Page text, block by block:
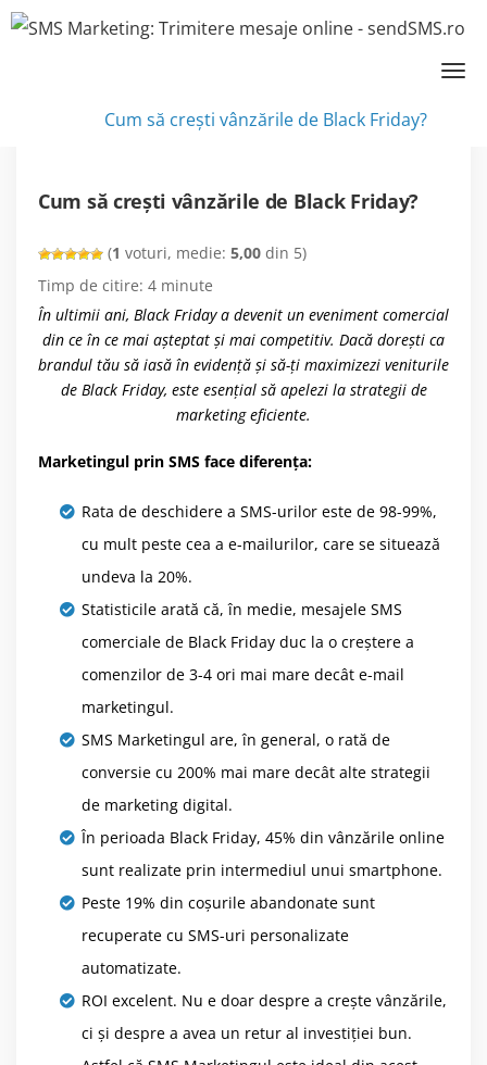
Cum să crești vânzările de Black Friday?
Cum să crești vânzările de Black Friday?
(1 voturi, medie: 5,00 din 5)
Timp de citire: 4 minute
În ultimii ani, Black Friday a devenit un eveniment comercial
din ce în ce mai așteptat și mai competitiv. Dacă dorești ca
brandul tău să iasă în evidență și să-ți maximizezi veniturile
de Black Friday, este esențial să apelezi la strategii de
marketing eficiente.
Marketingul prin SMS face diferența:
Rata de deschidere a SMS-urilor este de 98-99%,
cu mult peste cea a e-mailurilor, care se situează
undeva la 20%.
Statisticile arată că, în medie, mesajele SMS
comerciale de Black Friday duc la o creștere a
comenzilor de 3-4 ori mai mare decât e-mail
marketingul.
SMS Marketingul are, în general, o rată de
conversie cu 200% mai mare decât alte strategii
de marketing digital.
În perioada Black Friday, 45% din vânzările online
sunt realizate prin intermediul unui smartphone.
Peste 19% din coșurile abandonate sunt
recuperate cu SMS-uri personalizate
automatizate.
ROI excelent. Nu e doar despre a crește vânzările,
ci și despre a avea un retur al investiției bun.